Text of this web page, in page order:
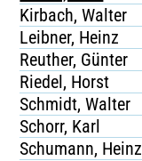
Kirbach, Walter
Leibner, Heinz
Reuther, Günter
Riedel, Horst
Schmidt, Walter
Schorr, Karl
Schumann, Heinz